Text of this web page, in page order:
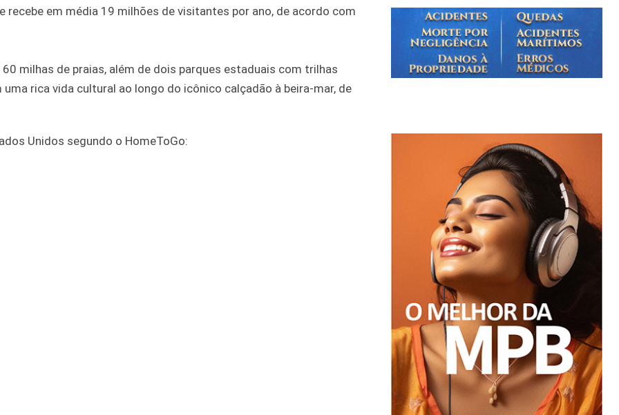
em média 19 milhões de visitantes por ano, de acordo com
milhas de praias, além de dois parques estaduais com trilhas
rica vida cultural ao longo do icônico calçadão à beira-mar, de
Unidos segundo o HomeToGo: